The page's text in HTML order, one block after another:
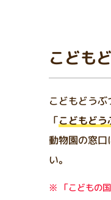
こども
こどもどうぶ
「こどもどう
動物園の窓口
い。
「こどもの